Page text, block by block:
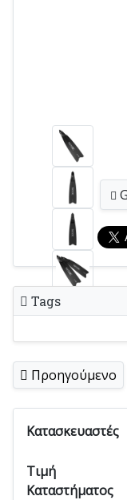
Tags
Προηγούμενο
Κατασκευαστές
Τιμή
Καταστήματος